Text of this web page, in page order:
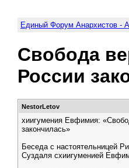
Единый Форум Анархистов -
Свобода
России
NestorLetov
хиигумения Евфимия:
закончилась»
Беседа с настоятельницей
Суздаля схиигуменией